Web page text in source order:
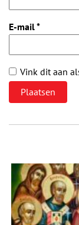
E-mail*
Vink dit aan